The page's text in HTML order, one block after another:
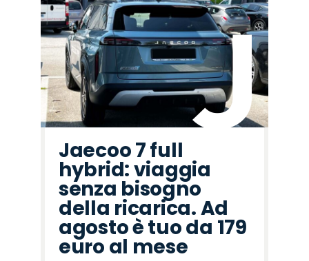
Jaecoo 7 full
hybrid: viaggia
senza bisogno
della ricarica. Ad
agosto è tuo da 179
euro al mese